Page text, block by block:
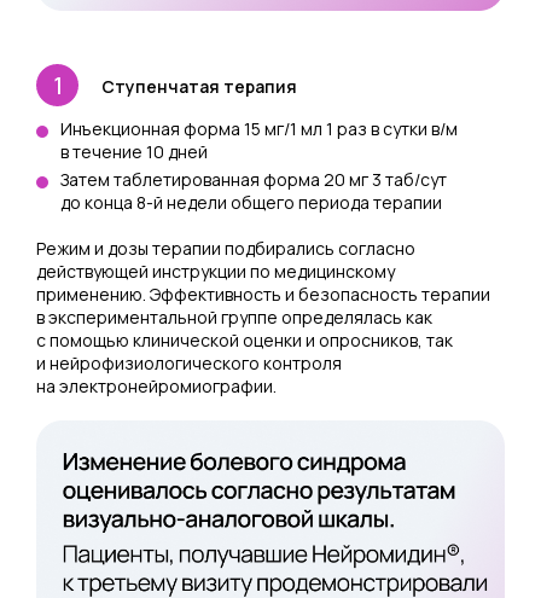
Ступенчатая терапия
Инъекционная форма 15 мг/1 мл 1 раз в сутки в/м
в течение 10 дней
Затем таблетированная форма 20 мг 3 таб/сут
до конца 8-й недели общего периода терапии
Режим и дозы терапии подбирались согласно
действующей инструкции по медицинскому
применению. Эффективность и безопасность терапии
в экспериментальной группе определялась как
с помощью клинической оценки и опросников, так
и нейрофизиологического контроля
на электронейромиографии.